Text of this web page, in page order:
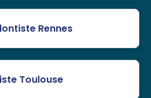
Rennes
Toulouse